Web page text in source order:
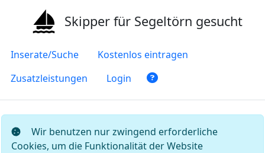
Skipper für Segeltörn gesucht
Inserate/Suche
Kostenlos eintragen
Zusatzleistungen
Login
Wir benutzen nur zwingend erforderliche
Cookies, um die Funktionalität der Website